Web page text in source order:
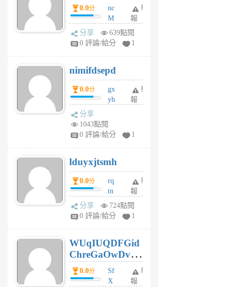
0.0分
nc
M
U
F
U
5
個
月
舉
報
分享
639點閱
0 評論/給分
1
nimifdsepd
0.0分
gx
yh
jl
月
前
舉
報
分享
1043點閱
0 評論/給分
1
lduyxjtsmh
0.0分
rq
tn
jt
gl
個
月
前
舉
報
分享
724點閱
0 評論/給分
1
WUqIUQDFGid
ChreGaOwDv
dY0.0分
Sf
X
舉
報